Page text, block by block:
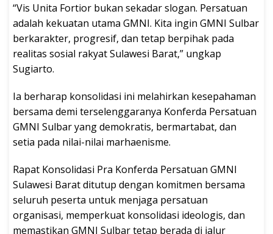
“Vis Unita Fortior bukan sekadar slogan. Persatuan
adalah kekuatan utama GMNI. Kita ingin GMNI Sulbar
berkarakter, progresif, dan tetap berpihak pada
realitas sosial rakyat Sulawesi Barat,” ungkap
Sugiarto.
Ia berharap konsolidasi ini melahirkan kesepahaman
bersama demi terselenggaranya Konferda Persatuan
GMNI Sulbar yang demokratis, bermartabat, dan
setia pada nilai-nilai marhaenisme.
Rapat Konsolidasi Pra Konferda Persatuan GMNI
Sulawesi Barat ditutup dengan komitmen bersama
seluruh peserta untuk menjaga persatuan
organisasi, memperkuat konsolidasi ideologis, dan
memastikan GMNI Sulbar tetap berada di jalur